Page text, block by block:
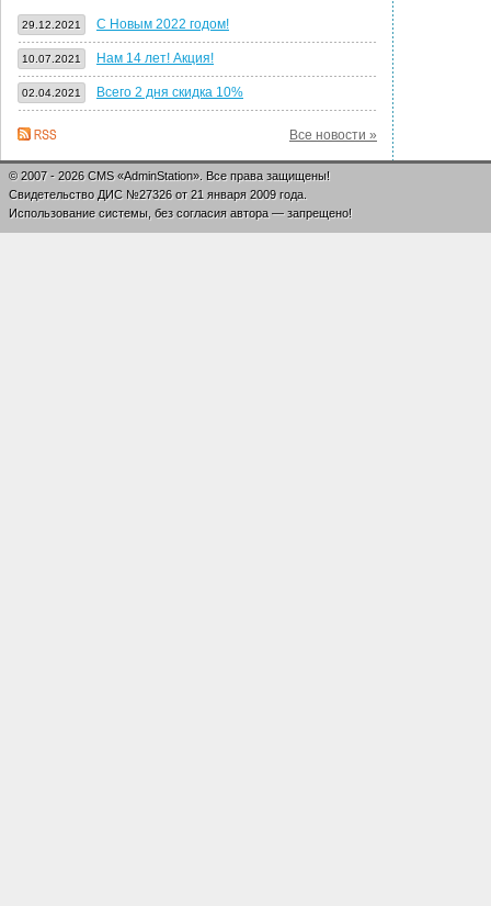
29.12.2021 С Новым 2022 годом!
10.07.2021 Нам 14 лет! Акция!
02.04.2021 Всего 2 дня скидка 10%
Все новости »
© 2007 - 2026 CMS «AdminStation». Все права защищены!
Свидетельство ДИС №27326 от 21 января 2009 года.
Использование системы, без согласия автора — запрещено!